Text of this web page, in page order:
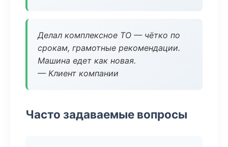
Делал комплексное ТО — чётко по
срокам, грамотные рекомендации.
Машина едет как новая.
— Клиент компании
Часто задаваемые вопросы